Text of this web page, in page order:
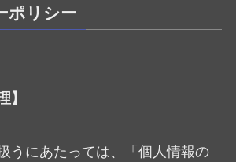
ポリシー
】
うにあたっては、「個人情報の